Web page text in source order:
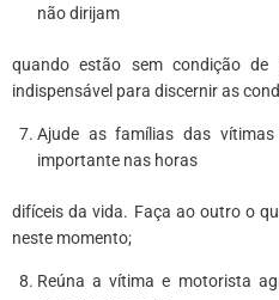
não dirijam
quando estão sem condição
indispensável para discernir as
Ajude as famílias das
importante nas horas
difíceis da vida. Faça ao outro o
neste momento;
Reúna a vítima e motorista